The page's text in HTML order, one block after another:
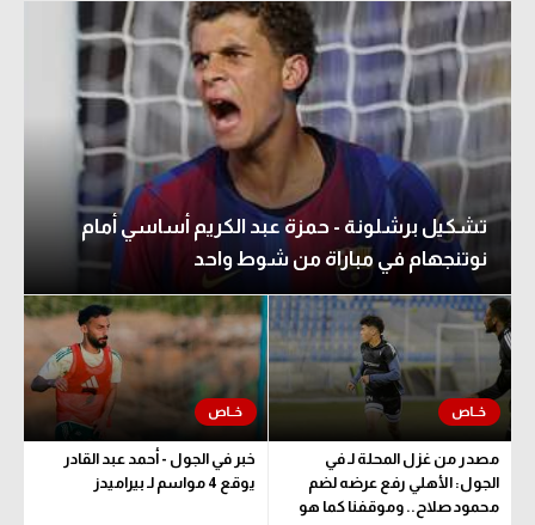
تشكيل برشلونة - حمزة عبد الكريم أساسي أمام
نوتنجهام في مباراة من شوط واحد
مصدر من غزل المحلة لـ في
الجول: الأهلي رفع عرضه لضم
محمود صلاح.. وموقفنا كما هو
خبر في الجول - أحمد عبد القادر
يوقع 4 مواسم لـ بيراميدز